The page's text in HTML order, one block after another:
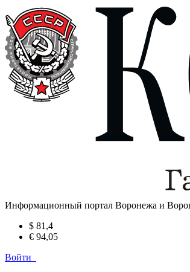
Информационный портал Воронежа и
$ 81,4
€ 94,05
Войти